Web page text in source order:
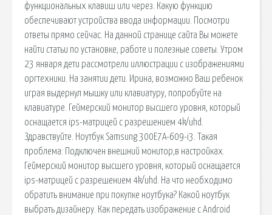
функциональных клавиш или через. Какую функцию
обеспечивают устройства ввода информации. Посмотри
ответы прямо сейчас. На данной странице сайта Вы можете
найти статьи по установке, работе и полезные советы. Утром
23 января дети рассмотрели иллюстрации с изображениями
оргтехники. На занятии дети. Ирина, возможно Ваш ребенок
играя выдернул мышку или клавиатуру, попробуйте на
клавиатуре. Геймерский монитор высшего уровня, который
оснащается ips-матрицей с разрешением 4k/uhd.
Здравствуйте. Ноутбук Samsung 300E7A-609-i3. Такая
проблема: Подключен внешний монитор,в настройках.
Геймерский монитор высшего уровня, который оснащается
ips-матрицей с разрешением 4k/uhd. На что необходимо
обратить внимание при покупке ноутбука? Какой ноутбук
выбрать дизайнеру. Как передать изображение с Android